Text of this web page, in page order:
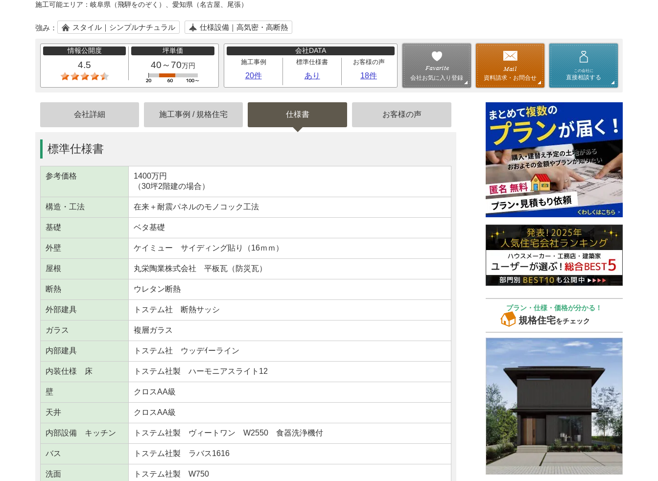
施工可能エリア： 岐阜県（飛騨をのぞく）、愛知県（名古屋、尾張）
強み： スタイル｜シンプルナチュラル 仕様設備｜高気密・高断熱
情報公開度
4.5
坪単価
40～70万円
会社DATA
施工事例
20件
標準仕様書
あり
お客様の声
18件 会社お気に入り登録 資料請求・お問合せ
この会社に
直接相談する
会社詳細 施工事例 / 規格住宅 仕様書 お客様の声
標準仕様書
参考価格
1400万円
（30坪2階建の場合）
構造・工法 在来＋耐震パネルのモノコック工法
基礎 ベタ基礎
外壁 ケイミュー サイディング貼り（16ｍｍ）
屋根 丸栄陶業株式会社 平板瓦（防災瓦）
断熱 ウレタン断熱
外部建具 トステム社 断熱サッシ
ガラス 複層ガラス
内部建具 トステム社 ウッデｲーライン
内装仕様 床 トステム社製 ハーモニアスライト12
壁 クロスAA級
天井 クロスAA級
内部設備 キッチン トステム社製 ヴィートワン W2550 食器洗浄機付
バス トステム社製 ラバス1616
洗面 トステム社製 W750
プラン・仕様・価格が分かる！
規格住宅をチェック